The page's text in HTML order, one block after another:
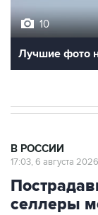
Лучшие фото
селлеры
налогам